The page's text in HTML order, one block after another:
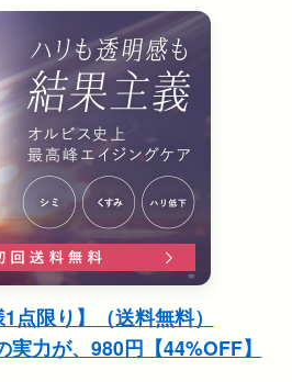
点限り】（送料無料）
力が、980円【44%OFF】